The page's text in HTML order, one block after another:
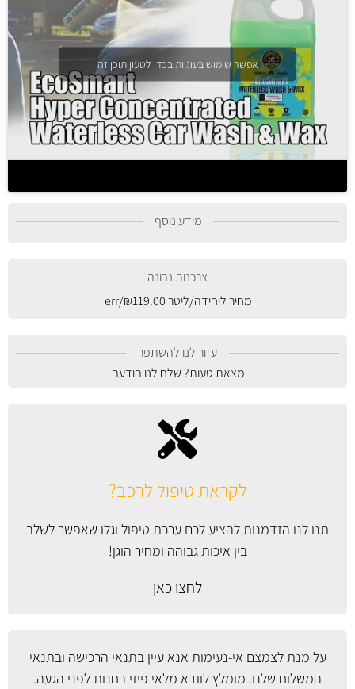
לקראת טיפול לרכב?
תנו לנו הזדמנות להציע לכם ערכת טיפול וגלו שאפשר לשלב
בין איכות גבוהה ומחיר הוגן!
לחצו כאן
על מנת לצמצם אי-נעימות אנא עייןבתנאי הרכישה ובתנאי
המשלוח שלנו. מומלץ לוודא מלאי פיזי בחנות לפני הגעה.
אפשר שימוש בעוגיות בכדי לטעון תוכן זה
מידע נוסף
צרכנות נבונה
מחיר ליחידה/ליטר
₪119.00
/err
עזור לנו להשתפר
מצאת טעות? שלח לנו הודעה